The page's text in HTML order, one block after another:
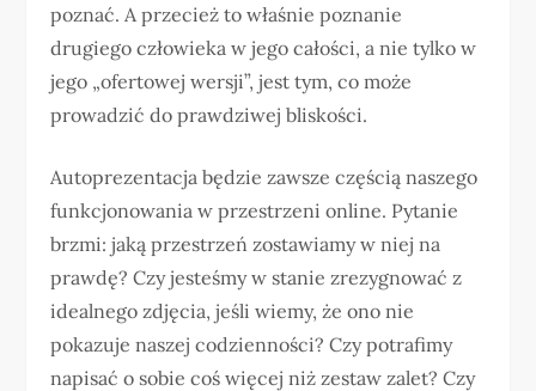
poznać. A przecież to właśnie poznanie
drugiego człowieka w jego całości, a nie tylko w
jego „ofertowej wersji”, jest tym, co może
prowadzić do prawdziwej bliskości.
Autoprezentacja będzie zawsze częścią naszego
funkcjonowania w przestrzeni online. Pytanie
brzmi: jaką przestrzeń zostawiamy w niej na
prawdę? Czy jesteśmy w stanie zrezygnować z
idealnego zdjęcia, jeśli wiemy, że ono nie
pokazuje naszej codzienności? Czy potrafimy
napisać o sobie coś więcej niż zestaw zalet? Czy